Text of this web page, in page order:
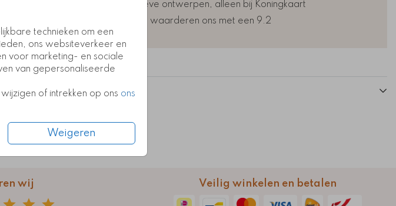
technieken om een
ons websiteverkeer en
voor marketing- en sociale
van gepersonaliseerde
of intrekken op ons ons
Weigeren
Exclusieve ontwerpen, alleen bij Koningkaart
Klanten waarderen ons met een 9.2
Prijzen
wij Veilig winkelen en betalen